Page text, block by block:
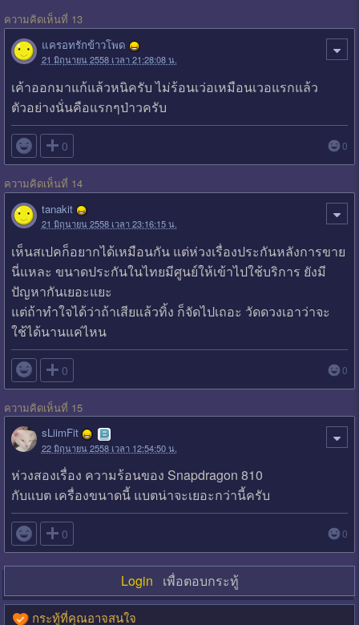
ความคิดเห็นที่ 13
แครอทรักข้าวโพด
21 มิถุนายน 2558 เวลา 21:28:08 น.
เค้าออกมาแก้แล้วหนิครับ ไม่ร้อนเว่อเหมือนเวอแรกแล้ว
ตัวอย่างนั่นคือแรกๆป่าวครับ
 0 0
ความคิดเห็นที่ 14
tanakit
21 มิถุนายน 2558 เวลา 23:16:15 น.
เห็นสเปคก็อยากได้เหมือนกัน แต่ห่วงเรื่องประกันหลังการขาย
นี่แหละ ขนาดประกันในไทยมีศูนย์ให้เข้าไปใช้บริการ ยังมี
ปัญหากันเยอะแยะ
แต่ถ้าทำใจได้ว่าถ้าเสียแล้วทิ้ง ก็จัดไปเถอะ วัดดวงเอาว่าจะ
ใช้ได้นานแค่ไหน
 0 0
ความคิดเห็นที่ 15
sLiimFit
22 มิถุนายน 2558 เวลา 12:54:50 น.
ห่วงสองเรื่อง ความร้อนของ Snapdragon 810
กับแบต เครื่องขนาดนี้ แบตน่าจะเยอะกว่านี้ครับ
 0 0
Login เพื่อตอบกระทู้
กระทู้ที่คุณอาจสนใจ